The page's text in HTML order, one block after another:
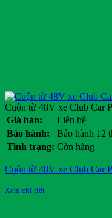
Cuộn từ 48V xe Club Car
Giá bán:
Liên hệ
Bảo hành:
Bảo hành 12
Tình trạng: Còn hàng
Cuộn từ 48V xe Club Car
Xem chi tiết